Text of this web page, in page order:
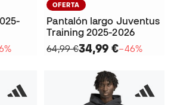
OFERTA
Pantalón largo Juventus
Training 2025-2026
64,99 €34,99 €−46%